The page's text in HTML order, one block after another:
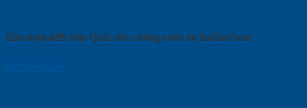
Cửa nhựa ABS Hàn Quốc siêu chống nước tại SaiGonDoor
09/12/2024